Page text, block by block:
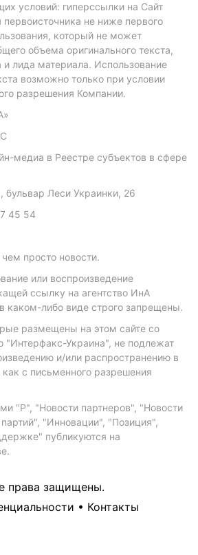
условий: гиперссылки на Сайт
первоисточника не ниже первого
который не может
объема оригинального текста,
и лида материала. Использование
возможно только при условии
разрешения Компании.
медиа в Реестре субъектов в сфере
бульвар Леси Украинки, 26
45 54
просто новости.
или воспроизведение
ссылку на агентство ИнА
в каком-либо виде строго запрещены.
размещены на этом сайте со
"Интерфакс-Украина", не подлежат
и/или распространению в
с письменного разрешения
"Р", "Новости партнеров", "Новости
"Инновации", "Позиция",
публикуются на
права защищены.
• Контакты